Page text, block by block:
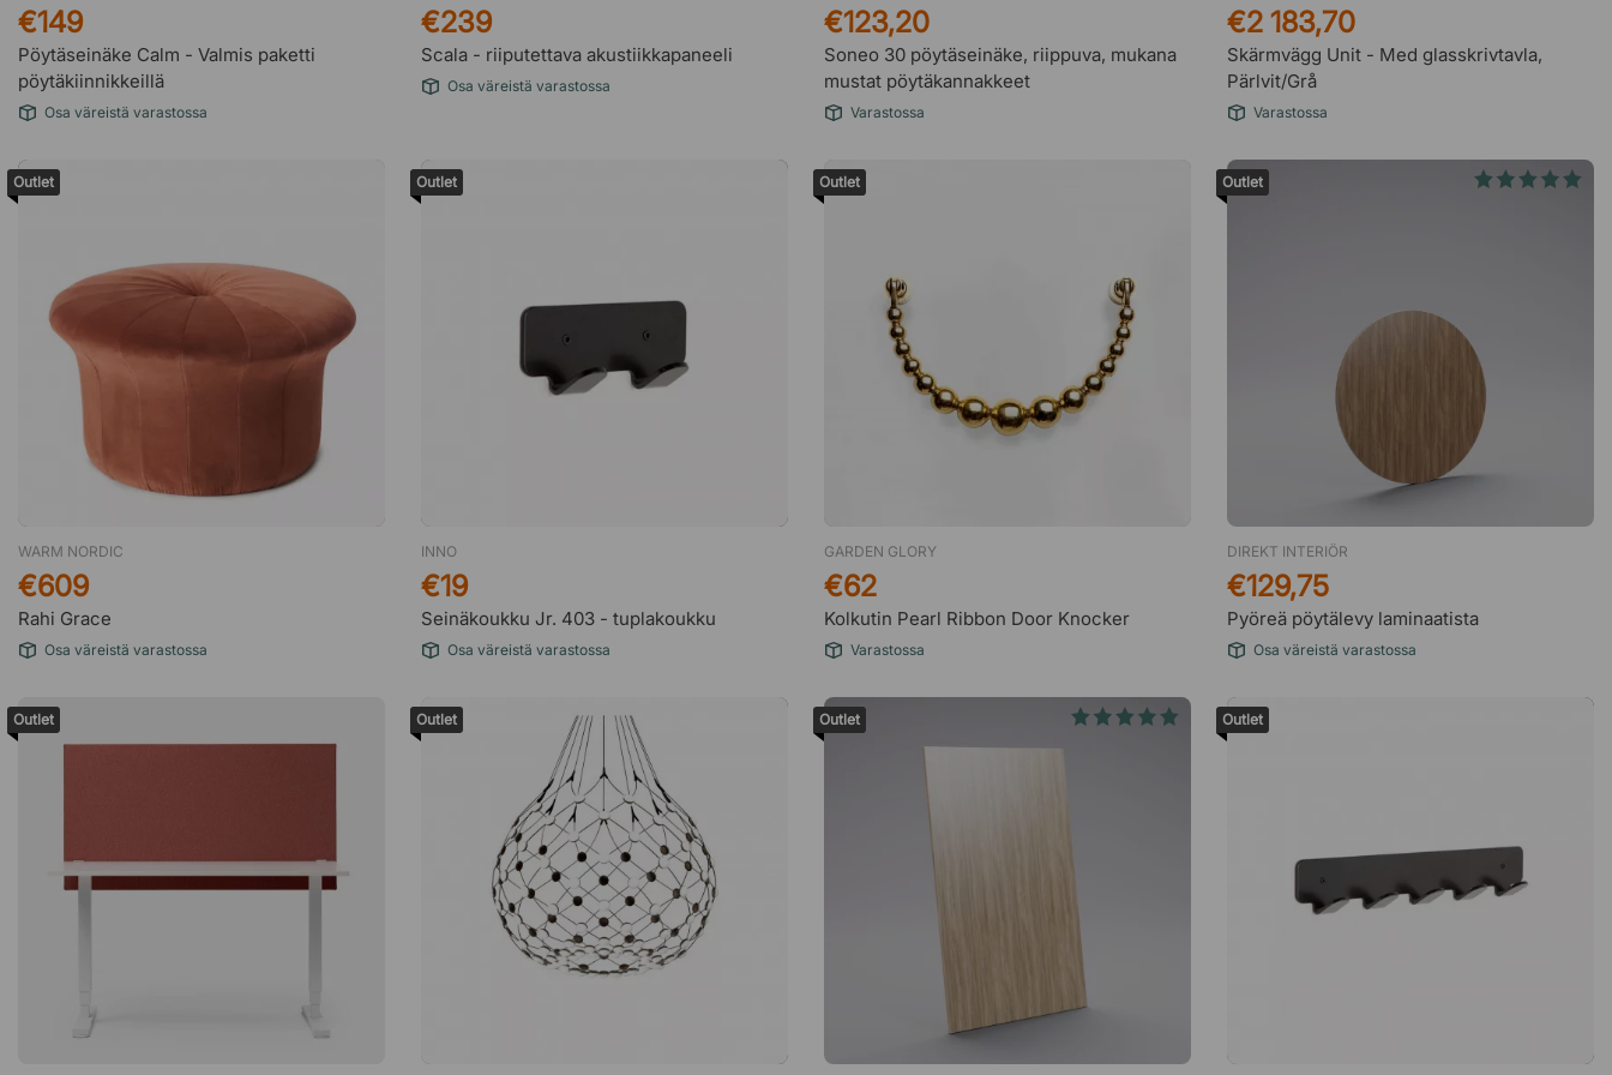
Pöytäseinäke Calm - Valmis paketti
pöytäkiinnikkeillä
€149
Osa väreistä varastossa
Scala - riiputettava akustiikkapaneeli
€239
Osa väreistä varastossa
Soneo 30 pöytäseinäke, riippuva, mukana
mustat pöytäkannakkeet
€123,20
Varastossa
Skärmvägg Unit - Med glasskrivtavla,
Pärlvit/Grå
€2 183,70
Varastossa
Outlet
WARM NORDIC
Rahi Grace
€609
Osa väreistä varastossa
Outlet
INNO
Seinäkoukku Jr. 403 - tuplakoukku
€19
Osa väreistä varastossa
Outlet
GARDEN GLORY
Kolkutin Pearl Ribbon Door Knocker
€62
Varastossa
Outlet
DIREKT INTERIÖR
Pyöreä pöytälevy laminaatista
€129,75
Osa väreistä varastossa
Outlet Outlet Outlet Outlet